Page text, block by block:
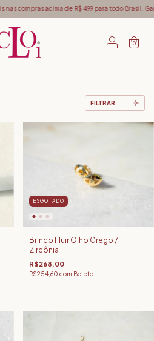
compras acima de R$ 499 para todo Brasil.
0
FILTRAR
ESGOTADO
Brinco Fluir Olho Grego /
Zircônia
R$268,00
R$254,60 com Boleto